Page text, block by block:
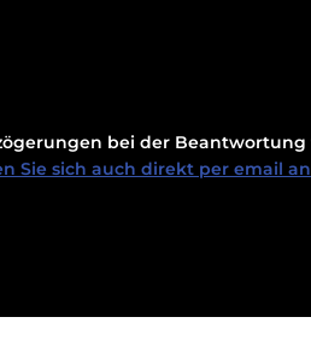
bei der Beantwortung
Sie sich auch direkt per email an